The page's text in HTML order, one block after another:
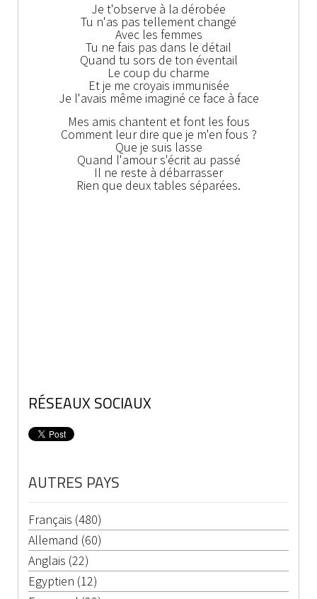
Je t'observe à la dérobée
Tu n'as pas tellement changé
Avec les femmes
Tu ne fais pas dans le détail
Quand tu sors de ton éventail
Le coup du charme
Et je me croyais immunisée
Je l'avais même imaginé ce face à face
Mes amis chantent et font les fous
Comment leur dire que je m'en fous ?
Que je suis lasse
Quand l'amour s'écrit au passé
Il ne reste à débarrasser
Rien que deux tables séparées.
RÉSEAUX SOCIAUX
AUTRES PAYS
Français (480)
Allemand (60)
Anglais (22)
Egyptien (12)